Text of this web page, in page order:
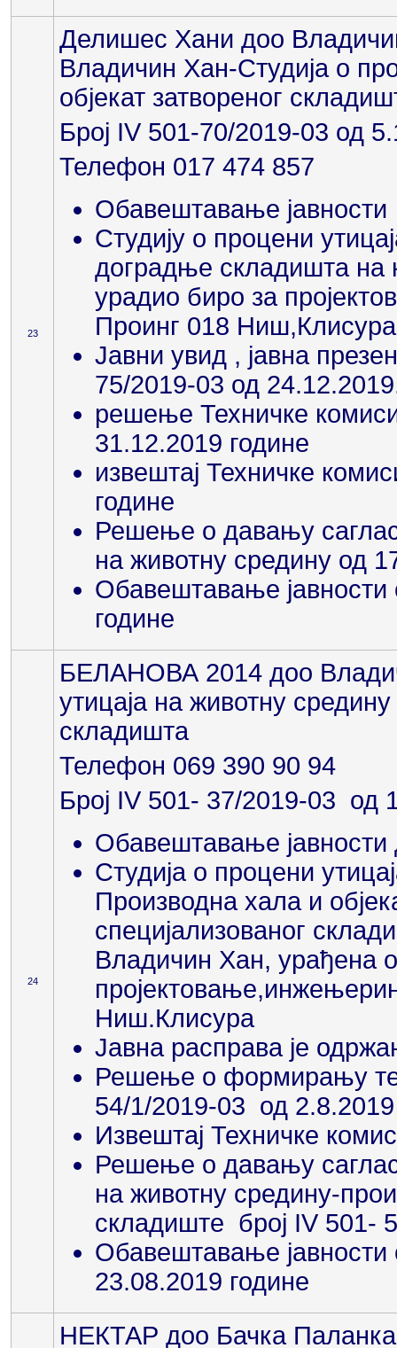
23
Делишес Хани доо
Владичин Хан-Студија о
објекат затвореног
Број IV 501-70/2019-03 од
Телефон 017 474 857
Обавештавање
Студију о процени
доградње складишта
урадио биро за
Проинг 018
Јавни увид , јавна
75/2019-03 од
решење Техничке
31.12.2019 године
извештај Техничке
године
Решење о давању
на животну средину од
Обавештавање
године
24
БЕЛАНОВА 2014 доо
утицаја на животну
складишта
Телефон 069 390 90 94
Број IV 501- 37/2019-03 од
Обавештавање јавности
Студија о процени
Производна хала и
специјализованог
Владичин Хан, урађена
Ниш.Клисура
Јавна расправа је
Решење о формирању
54/1/2019-03 од 2.8.2019
Извештај Техничке
Решење о давању
на животну средину-
складиште број IV 501-
Обавештавање
23.08.2019 године
НЕКТАР доо Бачка